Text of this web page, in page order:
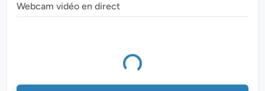
Webcam vidéo en direct
est en cours de chargement...